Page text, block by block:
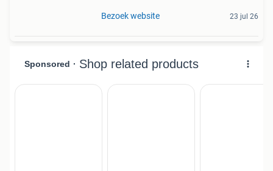
Bezoek website 23 jul 26